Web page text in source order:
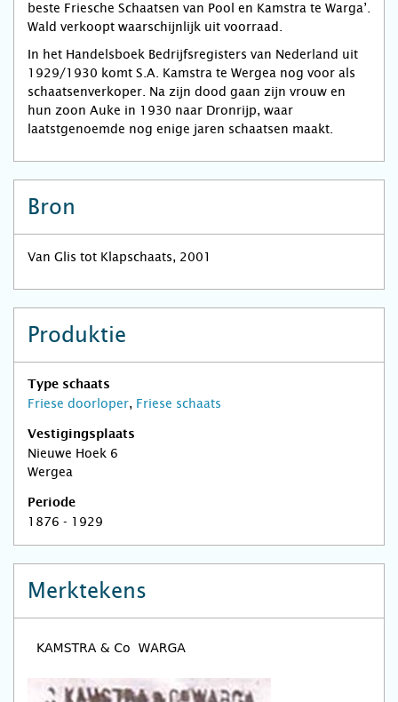
beste Friesche Schaatsen van Pool en Kamstra te Warga’.
Wald verkoopt waarschijnlijk uit voorraad.
In het Handelsboek Bedrijfsregisters van Nederland uit
1929/1930 komt S.A. Kamstra te Wergea nog voor als
schaatsenverkoper. Na zijn dood gaan zijn vrouw en
hun zoon Auke in 1930 naar Dronrijp, waar
laatstgenoemde nog enige jaren schaatsen maakt.
Bron
Van Glis tot Klapschaats, 2001
Produktie
Type schaats
Friese doorloper, Friese schaats
Vestigingsplaats
Nieuwe Hoek 6
Wergea
Periode
1876 - 1929
Merktekens